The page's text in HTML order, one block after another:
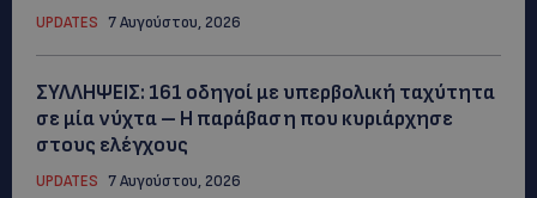
UPDATES 7 Αυγούστου, 2026
ΣΥΛΛΗΨΕΙΣ: 161 οδηγοί με υπερβολική ταχύτητα
σε μία νύχτα – Η παράβαση που κυριάρχησε
στους ελέγχους
UPDATES 7 Αυγούστου, 2026